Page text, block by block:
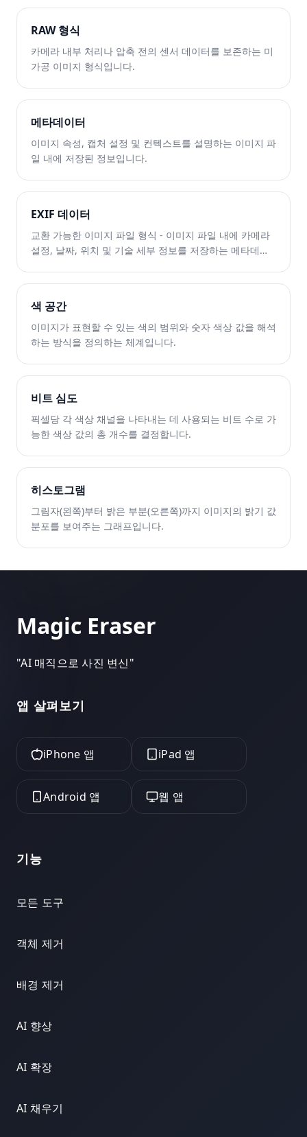
RAW 형식
카메라 내부 처리나 압축 전의 센서 데이터를 보존하는 미
가공 이미지 형식입니다.
메타데이터
이미지 속성, 캡처 설정 및 컨텍스트를 설명하는 이미지 파
일 내에 저장된 정보입니다.
EXIF 데이터
교환 가능한 이미지 파일 형식 - 이미지 파일 내에 카메라
설정, 날짜, 위치 및 기술 세부 정보를 저장하는 메타데이
색 공간
이미지가 표현할 수 있는 색의 범위와 숫자 색상 값을 해석
하는 방식을 정의하는 체계입니다.
비트 심도
픽셀당 각 색상 채널을 나타내는 데 사용되는 비트 수로 가
능한 색상 값의 총 개수를 결정합니다.
히스토그램
그림자(왼쪽)부터 밝은 부분(오른쪽)까지 이미지의 밝기 값
분포를 보여주는 그래프입니다.
Magic Eraser
"AI 매직으로 사진 변신"
앱 살펴보기
iPhone 앱 iPad 앱
Android 앱 웹 앱
기능
모든 도구
객체 제거
배경 제거
AI 향상
AI 확장
AI 채우기